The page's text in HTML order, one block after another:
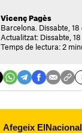
Vicenç Pagès
Barcelona. Dissabte,
Actualitzat: Dissabte,
Temps de lectura: 2
Afegeix